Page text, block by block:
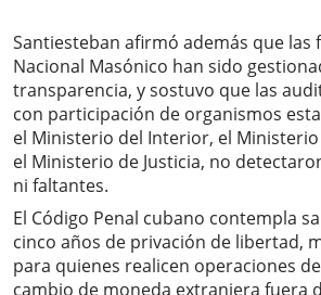
Santiesteban afirmó además que las
Nacional Masónico han sido
transparencia, y sostuvo que las
con participación de organismos
el Ministerio del Interior, el Ministerio
el Ministerio de Justicia, no
ni faltantes.
El Código Penal cubano contempla
cinco años de privación de libertad,
para quienes realicen operaciones
cambio de moneda extranjera fuera